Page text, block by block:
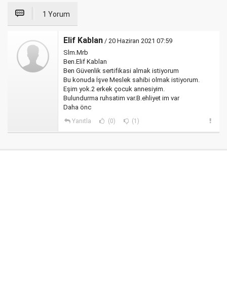
1 Yorum
Elif Kablan / 20 Haziran 2021 07:59
Slm.Mrb
Ben.Elif Kablan
Ben Güvenlik sertifikasi almak istiyorum
Bu konuda İşve Meslek sahibi olmak istiyorum.
Eşim yok.2 erkek çocuk annesiyim.
Bulundurma ruhsatim var.B.ehliyet im var
Daha önc
Yanıtla (0) (1)